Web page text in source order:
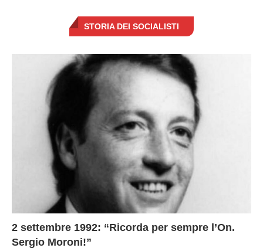
STORIA DEI SOCIALISTI
2 settembre 1992: “Ricorda per sempre l’On.
Sergio Moroni!”